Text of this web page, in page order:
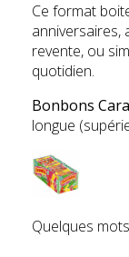
Ce format
anniversaires,
revente, ou
quotidien.
Bonbons
longue
Quelques